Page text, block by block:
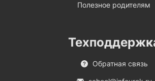
Полезное родителям
Обратная связь